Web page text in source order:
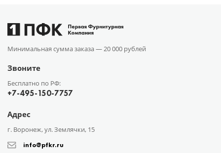
Минимальная сумма заказа —20 000 рублей
Звоните
Бесплатно по РФ:
+7-495-150-7757
Адрес
г. Воронеж, ул. Землячки, 15
info@pfkr.ru